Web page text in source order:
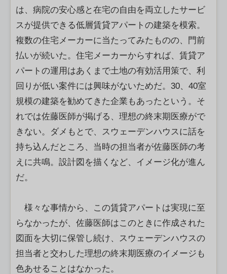
は、病院の安心感と在宅の自由を両立したサービ
スが提供できる低層賃貸アパートの建築を模索。
複数の住宅メーカーに当たってみたものの、門前
払いが続いた。住宅メーカーからすれば、賃貸ア
パートの運用はあくまで土地の有効活用策で、利
回りが低い案件には興味がないためだ。30、40室
規模の建築を勧めてきた企業もあったという。そ
れでは佐藤医師が掲げる、理想の終末期医療がで
きない。ダメもとで、スウェーデンハウスに話を
持ち込んだところ、当時の担当者が佐藤医師の考
えに共鳴。設計図を描くなど、イメージ化が進ん
だ。
様々な事情から、この賃貸アパートは実現に至
らなかったが、佐藤医師はこのときに作成された
図面を大切に保管し続け、スウェーデンハウスの
担当者と交わした理想の終末期医療のイメージも
色あせることはなかった。